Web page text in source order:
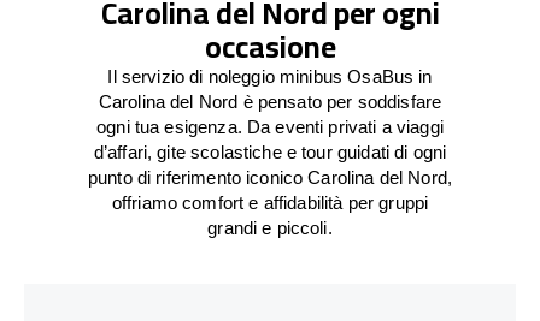
Carolina del Nord per ogni
occasione
Il servizio di noleggio minibus OsaBus in
Carolina del Nord è pensato per soddisfare
ogni tua esigenza. Da eventi privati a viaggi
d’affari, gite scolastiche e tour guidati di ogni
punto di riferimento iconico Carolina del Nord,
offriamo comfort e affidabilità per gruppi
grandi e piccoli.